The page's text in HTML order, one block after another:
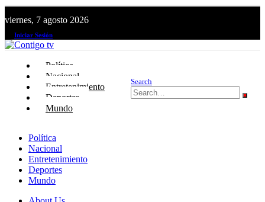
viernes, 7 agosto 2026
Iniciar Sesión
Política
Nacional
Entretenimiento
Deportes
Mundo
Search
Política
Nacional
Entretenimiento
Deportes
Mundo